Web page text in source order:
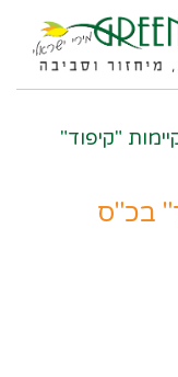
"קיפוד"
בכ"ס